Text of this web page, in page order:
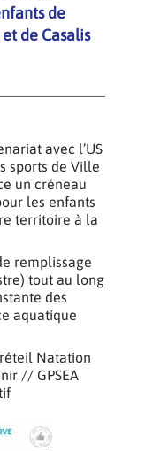
de
de Casalis
avec l’US
sports de Ville
un créneau
les enfants
territoire à la
remplissage
tout au long
des
aquatique
Natation
// GPSEA